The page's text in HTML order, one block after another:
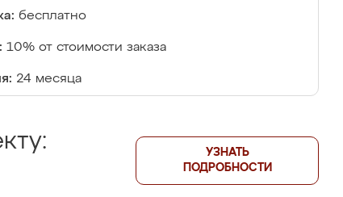
бесплатно
10% от стоимости заказа
24 месяца
УЗНАТЬ
ПОДРОБНОСТИ